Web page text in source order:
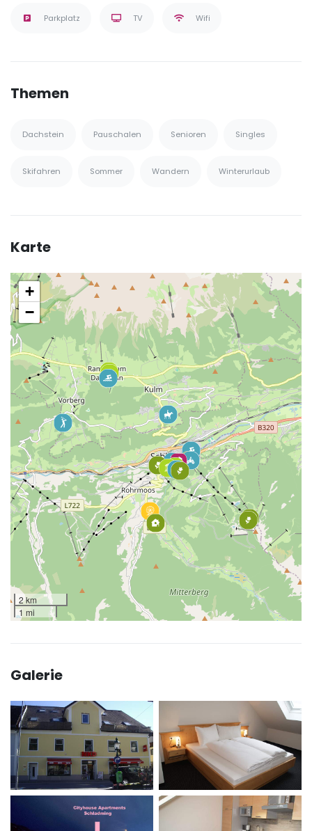
Parkplatz TV Wifi
Themen
Dachstein Pauschalen Senioren Singles
Skifahren Sommer Wandern Winterurlaub
Karte
+
−
2 km
1 mi
Galerie